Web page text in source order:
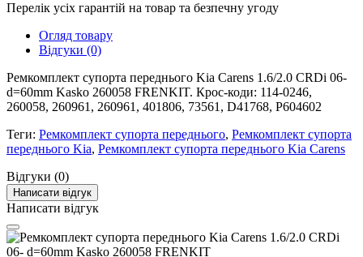
Перелік усіх гарантій на товар та безпечну угоду
Огляд товару
Відгуки (0)
Ремкомплект супорта переднього Kia Carens 1.6/2.0 CRDi 06-
d=60mm Kasko 260058 FRENKIT. Крос-коди: 114-0246,
260058, 260961, 260961, 401806, 73561, D41768, P604602
Теги: Ремкомплект супорта переднього, Ремкомплект супорта
переднього Kia, Ремкомплект супорта переднього Kia Carens
Відгуки (0)
Написати відгук
Написати відгук